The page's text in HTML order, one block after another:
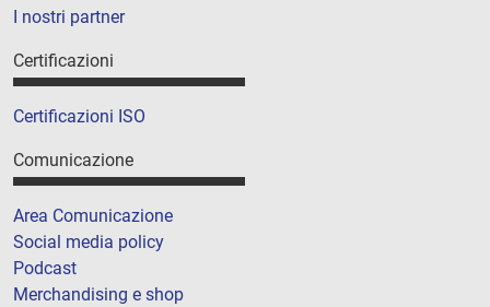
I nostri partner
Certificazioni
Certificazioni ISO
Comunicazione
Area Comunicazione
Social media policy
Podcast
Merchandising e shop